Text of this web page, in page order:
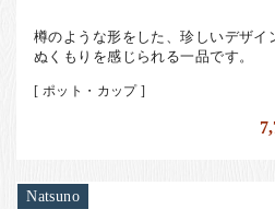
樽のような形をした、珍しいデザイ
ぬくもりを感じられる一品です。
[ ポット・カップ ]
Natsuno